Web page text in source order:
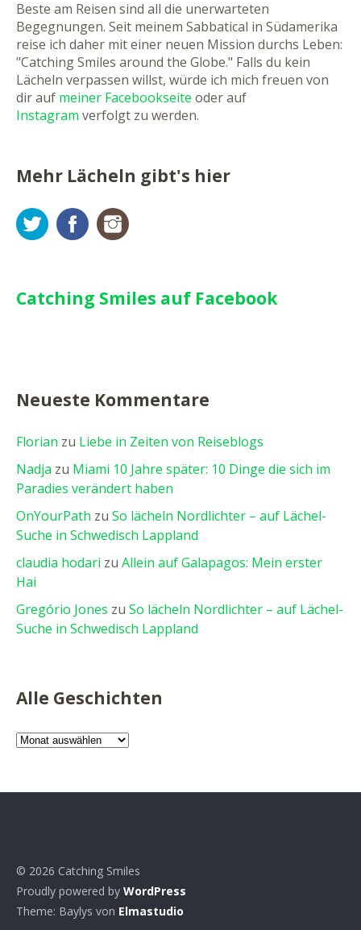
Beste am Reisen sind all die unerwarteten
Begegnungen. Seit meinem Sabbatical in Südamerika
reise ich daher mit einer neuen Mission durchs Leben:
"Catching Smiles around the Globe." Falls du kein
Lächeln verpassen willst, würde ich mich freuen von
dir auf meiner Facebookseite oder auf
Instagram verfolgt zu werden.
Mehr Lächeln gibt's hier
Twitter Facebook
Catching Smiles auf Facebook
Neueste Kommentare
Florian zu Liebe in Zeiten von Reiseblogs
Nadja zu Miami 10 Jahre später: 10 Dinge die sich im
Paradies verändert haben
OnYourPath zu So lächeln Nordlichter – auf Lächel-
Suche in Schwedisch Lappland
claudia hodari zu Allein auf Galapagos: Mein erster
Hai
Gregório Jones zu So lächeln Nordlichter – auf Lächel-
Suche in Schwedisch Lappland
Alle Geschichten
Alle
© 2026 Catching Smiles
Proudly powered by WordPress
Theme: Baylys von Elmastudio